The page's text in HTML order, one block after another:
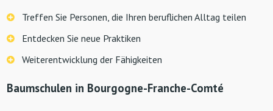
Treffen Sie Personen, die Ihren beruflichen Alltag teilen
Entdecken Sie neue Praktiken
Weiterentwicklung der Fähigkeiten
Baumschulen in Bourgogne-Franche-Comté